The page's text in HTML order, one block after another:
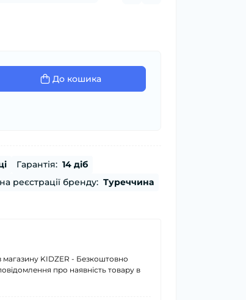
До кошика
Гарантія: 14 діб
реєстрації бренду: Туреччина
магазину KIDZER - Безкоштовно
про наявність товару в